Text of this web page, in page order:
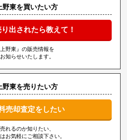
野東を買いたい方
出されたら教えて！
上野東』の販売情報を
知らせいたします。
野東を売りたい方
売却査定をしたい
れるのか知りたい、
お気軽にご相談下さい。